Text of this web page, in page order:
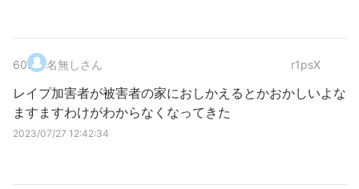
60. 名無しさん r1psX
レイプ加害者が被害者の家におしかえるとかおかしいよな
ますますわけがわからなくなってきた
2023/07/27 12:42:34